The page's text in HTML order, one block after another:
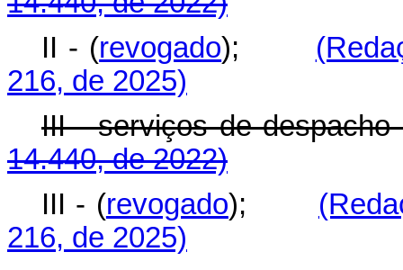
II - (revogado);
216, de 2025)
III - serviços de
14.440, de 2022)
III - (revogado);
216, de 2025)